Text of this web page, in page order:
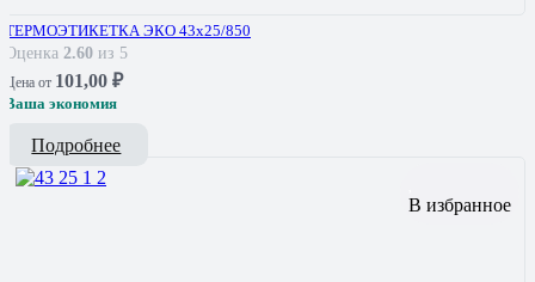
ТЕРМОЭТИКЕТКА ЭКО 43х25/850
Оценка 2.60 из 5
Цена от 101,00 ₽
Ваша экономия
Подробнее
В избранное